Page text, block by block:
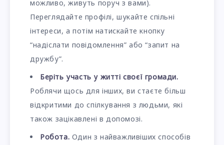
можливо, живуть поруч з вами).
Переглядайте профілі, шукайте спільні
інтереси, а потім натискайте кнопку
“надіслати повідомлення” або “запит на
дружбу”.
Беріть участь у житті своєї громади.
Роблячи щось для інших, ви стаєте більш
відкритими до спілкування з людьми, які
також зацікавлені в допомозі.
Робота. Один з найважливіших способів